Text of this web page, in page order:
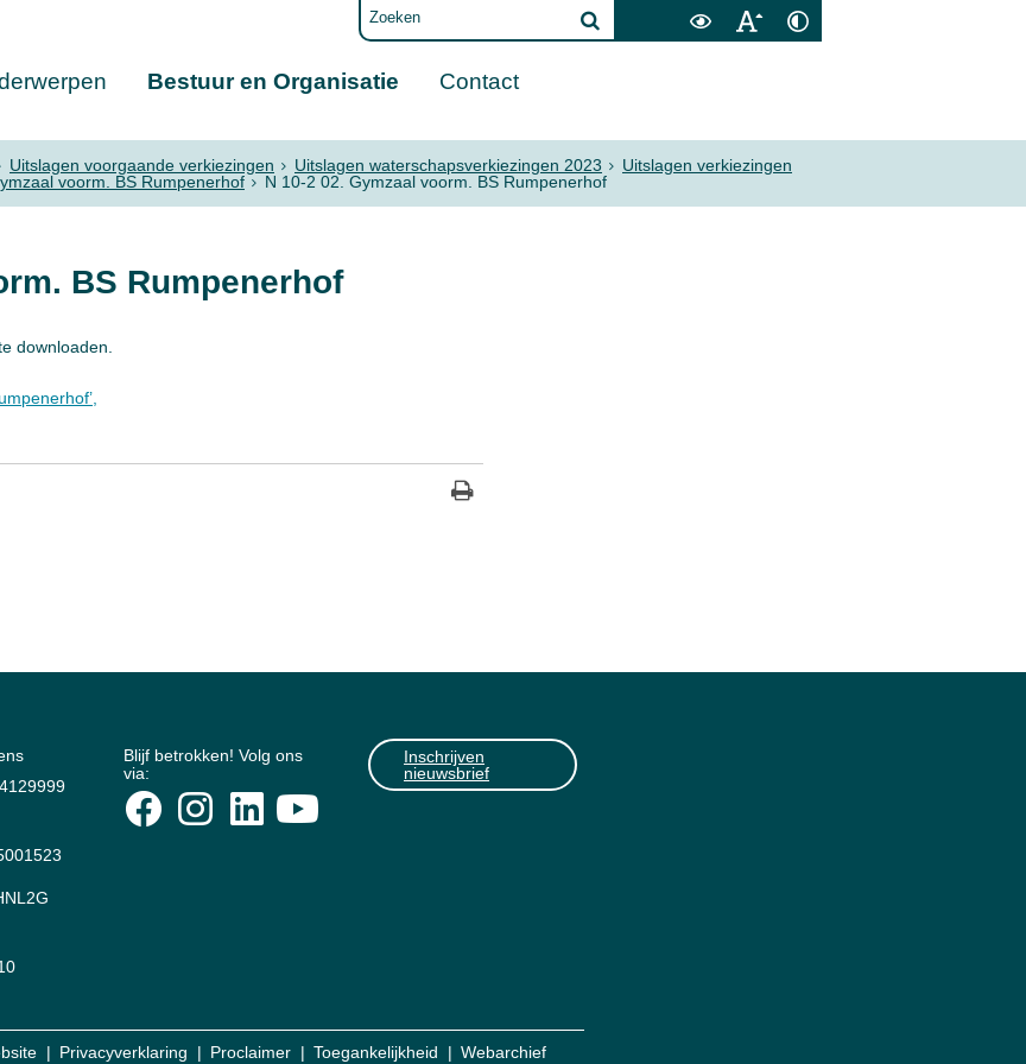
Bestuur en Organisatie Contact
Uitslagen voorgaande verkiezingen Uitslagen waterschapsverkiezingen 2023
Uitslagen verkiezingen
voorm. BS Rumpenerhof N 10-2 02. Gymzaal voorm. BS Rumpenerhof
BS Rumpenerhof
downloaden.
Blijf betrokken! Volg ons
via:
Inschrijven
nieuwsbrief
Privacyverklaring Proclaimer Toegankelijkheid Webarchief